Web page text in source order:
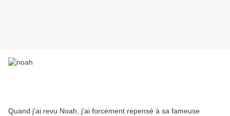
Quand j'ai revu Noah, j'ai forcément repensé à sa fameuse